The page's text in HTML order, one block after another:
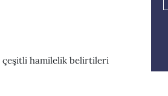
çeşitli hamilelik belirtileri